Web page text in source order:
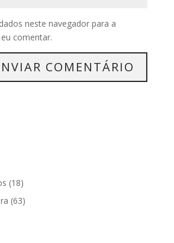
neste navegador para a
comentar.
(18)
(63)